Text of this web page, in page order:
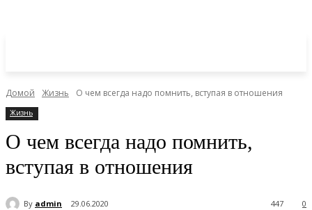
Домой Жизнь О чем всегда надо помнить, вступая в отношения
Жизнь
О чем всегда надо помнить,
вступая в отношения
By admin 29.06.2020 0
447